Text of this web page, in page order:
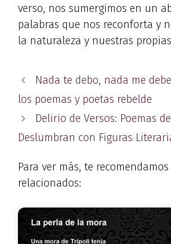
verso, nos sumergimos en un
palabras que nos reconforta y
la naturaleza y nuestras
Nada te debo, nada me
los poemas y poetas rebelde
Delirio de Versos: Poemas
Deslumbran con Figuras
Para ver más, te
relacionados: